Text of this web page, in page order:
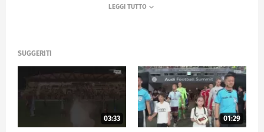
SUGGERITI
03:33 01:29